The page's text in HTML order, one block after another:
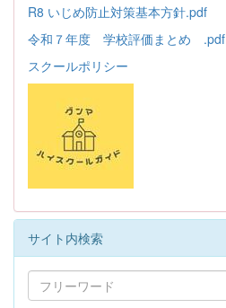
R8 いじめ防止対策基本方針.pdf
令和７年度 学校評価まとめ .pdf
スクールポリシー
サイト内検索